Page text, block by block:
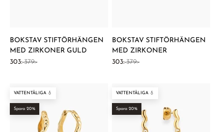
BOKSTAV STIFTÖRHÄNGEN
MED ZIRKONER GULD
REA-pris
303:-Pris
379:-
BOKSTAV STIFTÖRHÄNGEN
MED ZIRKONER
REA-pris
303:-Pris
379:-
VATTENTÅLIGA 💧
Spara 20%
VATTENTÅLIGA 💧
Spara 20%